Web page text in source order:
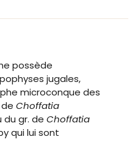
possède
jugales,
microconque des
deChoffatia
du gr. deChoffatia
qui lui sont